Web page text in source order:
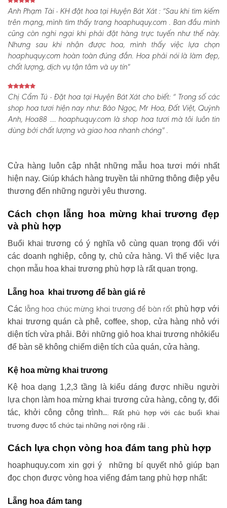
Anh Phạm Tài - KH đặt hoa tại Huyện Bát Xát :“Sau khi tìm kiếm
trên mạng, mình tìm thấy trang hoaphuquy.com . Ban đầu mình
cũng còn nghi ngại khi phải đặt hàng trực tuyến như thế này.
Nhưng sau khi nhận được hoa, mình thấy việc lựa chọn
hoaphuquy.com hoàn toàn đúng đắn. Hoa phải nói là làm đẹp,
chất lượng, dịch vụ tận tâm và uy tín"
Chị Cẩm Tú - Đặt hoa tại Huyện Bát Xát cho biết:“ Trong số các
shop hoa tươi hiện nay như: Bảo Ngọc, Mr Hoa, Đất Việt, Quỳnh
Anh, Hoa88 .... hoaphuquy.com là shop hoa tươi mà tôi luôn tin
dùng bởi chất lượng và giao hoa nhanh chóng" .
Cửa hàng luôn cập nhật những mẫu hoa tươi mới nhất
hiện nay. Giúp khách hàng truyền tải những thông điệp yêu
thương đến những người yêu thương.
Cách chọn lẵng hoa mừng khai trương đẹp
và phù hợp
Buổi khai trương có ý nghĩa vô cùng quan trọng đối với
các doanh nghiệp, công ty, chủ cửa hàng. Vì thế việc lựa
chọn mẫu hoa khai trương phù hợp là rất quan trọng.
Lẵng hoa khai trương để bàn giá rẻ
Các lẵng hoa chúc mừng khai trương để bàn rất phù hợp với
khai trương quán cà phê, coffee, shop, cửa hàng nhỏ với
diện tích vừa phải. Bởi những giỏ hoa khai trương nhỏkiểu
để bàn sẽ không chiếm diện tích của quán, cửa hàng.
Kệ hoa mừng khai trương
Kệ hoa dạng 1,2,3 tầng là kiểu dáng được nhiều người
lựa chọn làm hoa mừng khai trương cửa hàng, công ty, đối
tác, khởi công công trình.. . Rất phù hợp với các buổi khai
trương được tổ chức tại những nơi rộng rãi .
Cách lựa chọn vòng hoa đám tang phù hợp
hoaphuquy.com xin gợi ý những bí quyết nhỏ giúp bạn
đọc chọn được vòng hoa viếng đám tang phù hợp nhất:
Lẵng hoa đám tang